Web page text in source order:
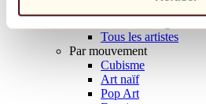
Tous les artistes
Par mouvement
Cubisme
Art naïf
Pop Art